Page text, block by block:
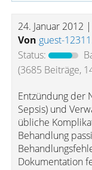
24. Januar 2012
Von guest-
Status:
(3685 Beiträge,
Entzündung der
Sepsis) und
übliche
Behandlung
Dokumentation